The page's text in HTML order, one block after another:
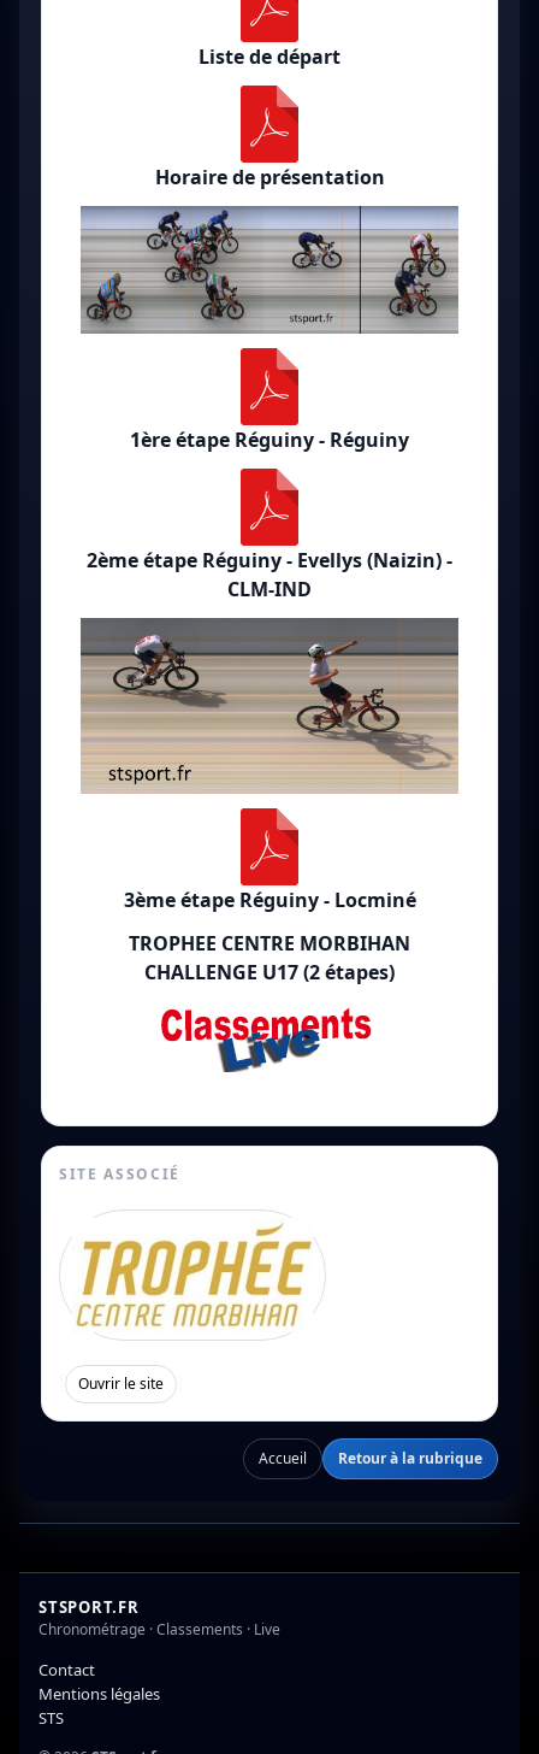
Liste de départ
Horaire de présentation
1ère étape Réguiny - Réguiny
2ème étape Réguiny - Evellys (Naizin) -
CLM-IND
3ème étape Réguiny - Locminé
TROPHEE CENTRE MORBIHAN
CHALLENGE U17 (2 étapes)
SITE ASSOCIÉ
Ouvrir le site
Accueil Retour à la rubrique
STSPORT.FR
Chronométrage · Classements · Live
Contact
Mentions légales
STS